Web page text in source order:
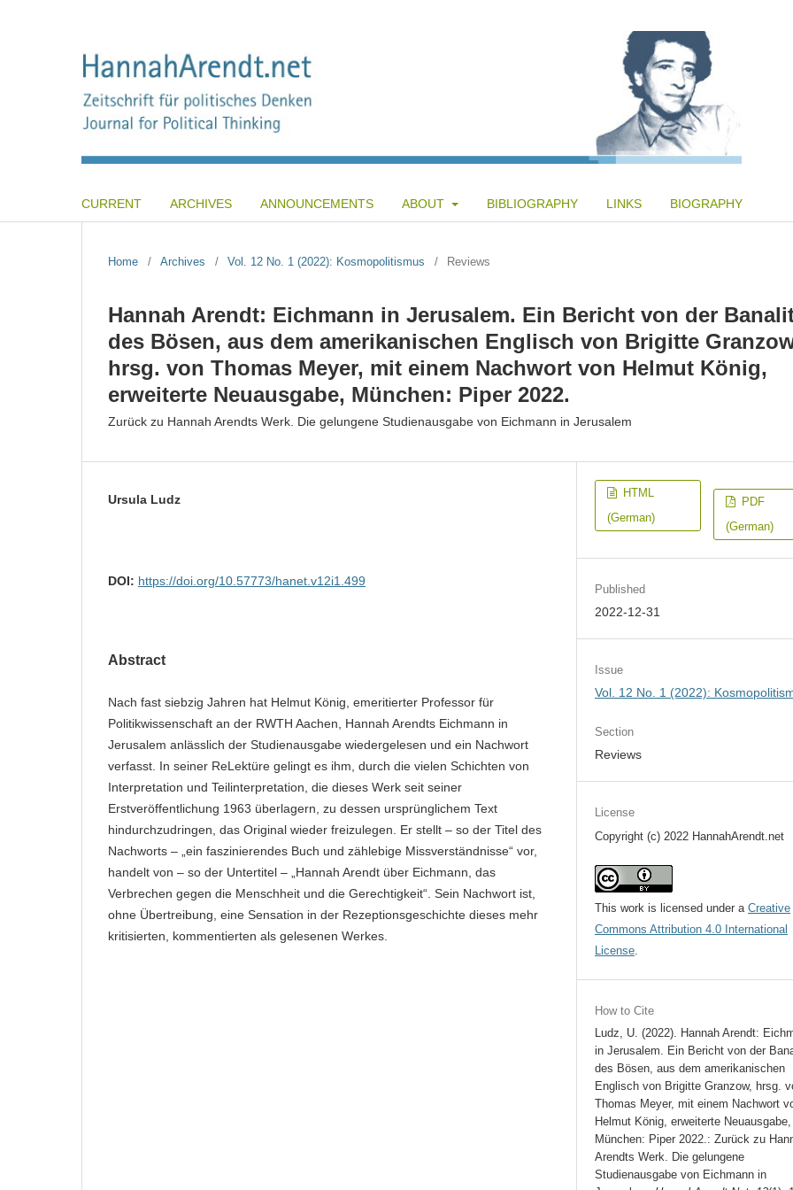
CURRENT ARCHIVES ANNOUNCEMENTS ABOUT BIBLIOGRAPHY LINKS BIOGRAPHY
Home / Archives / Vol. 12 No. 1 (2022): Kosmopolitismus / Reviews
Hannah Arendt: Eichmann in Jerusalem. Ein Bericht von der
des Bösen, aus dem amerikanischen Englisch von Brigitte
hrsg. von Thomas Meyer, mit einem Nachwort von Helmut König,
erweiterte Neuausgabe, München: Piper 2022.
Zurück zu Hannah Arendts Werk. Die gelungene Studienausgabe von Eichmann in Jerusalem
Ursula Ludz
DOI: https://doi.org/10.57773/hanet.v12i1.499
Abstract
Nach fast siebzig Jahren hat Helmut König, emeritierter Professor für
Politikwissenschaft an der RWTH Aachen, Hannah Arendts Eichmann in
Jerusalem anlässlich der Studienausgabe wiedergelesen und ein Nachwort
verfasst. In seiner ReLektüre gelingt es ihm, durch die vielen Schichten von
Interpretation und Teilinterpretation, die dieses Werk seit seiner
Erstveröffentlichung 1963 überlagern, zu dessen ursprünglichem Text
hindurchzudringen, das Original wieder freizulegen. Er stellt – so der Titel des
Nachworts – „ein faszinierendes Buch und zählebige Missverständnisse“ vor,
handelt von – so der Untertitel – „Hannah Arendt über Eichmann, das
Verbrechen gegen die Menschheit und die Gerechtigkeit“. Sein Nachwort ist,
ohne Übertreibung, eine Sensation in der Rezeptionsgeschichte dieses mehr
kritisierten, kommentierten als gelesenen Werkes.
HTML
(German)
PDF
(German)
Published
2022-12-31
Issue
Vol. 12 No. 1 (2022):
Section
Reviews
License
Copyright (c) 2022 HannahArendt.net
This work is licensed under aCreative
Commons Attribution 4.0 International
License.
How to Cite
Ludz, U. (2022). Hannah Arendt:
in Jerusalem. Ein Bericht von der
des Bösen, aus dem amerikanischen
Englisch von Brigitte Granzow, hrsg.
Thomas Meyer, mit einem Nachwort
Helmut König, erweiterte Neuausgabe,
München: Piper 2022.: Zurück zu
Arendts Werk. Die gelungene
Studienausgabe von Eichmann in